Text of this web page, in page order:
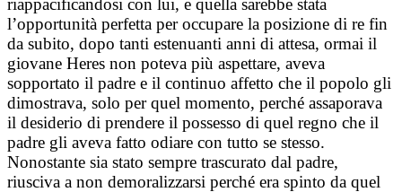
riappacificandosi con lui, e quella sarebbe stata
l’opportunità perfetta per occupare la posizione di re fin
da subito, dopo tanti estenuanti anni di attesa, ormai il
giovane Heres non poteva più aspettare, aveva
sopportato il padre e il continuo affetto che il popolo gli
dimostrava, solo per quel momento, perché assaporava
il desiderio di prendere il possesso di quel regno che il
padre gli aveva fatto odiare con tutto se stesso.
Nonostante sia stato sempre trascurato dal padre,
riusciva a non demoralizzarsi perché era spinto da quel